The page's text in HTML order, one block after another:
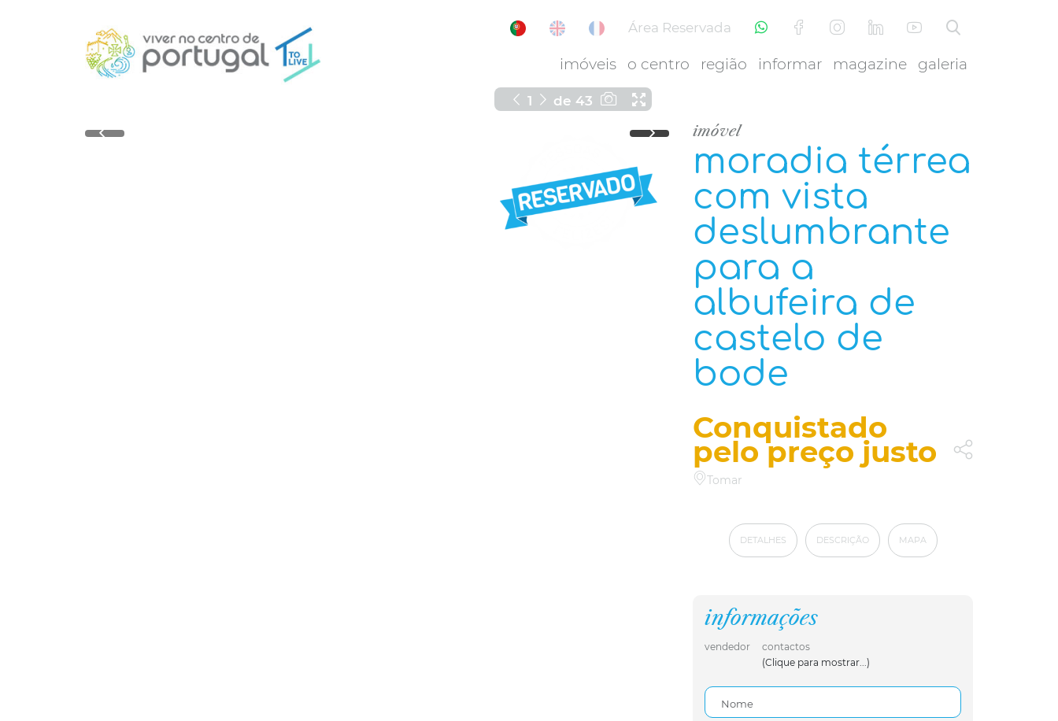
Área Reservada
imóveis o centro região informar magazine galeria
1 de 43
imóvel
moradia térrea
com vista
deslumbrante
para a
albufeira de
castelo de
bode
Conquistado
pelo preço justo
Tomar
DETALHES DESCRIÇÃO MAPA
informações
vendedor
contactos
(Clique para mostrar...)
Nome